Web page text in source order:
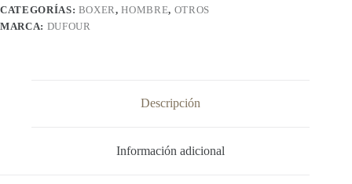
CATEGORÍAS: BOXER,HOMBRE, OTROS
MARCA: DUFOUR
Descripción
Información adicional